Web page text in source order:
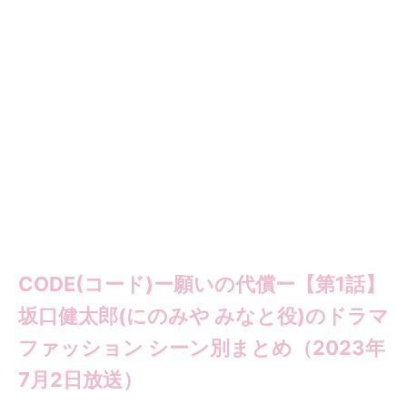
CODE(コード)ー願いの代償ー【第1話】
坂口健太郎(にのみや みなと役)のドラマ
ファッション シーン別まとめ（2023年
7月2日放送）